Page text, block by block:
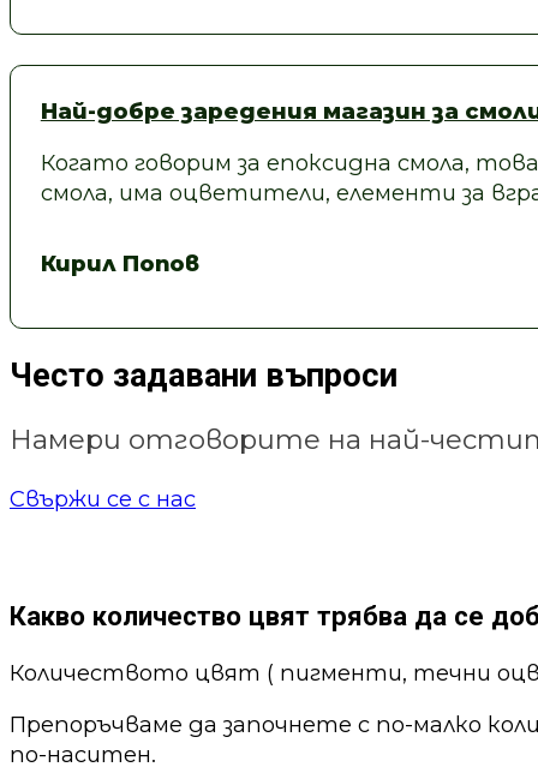
Най-добре заредения магазин за
Когато говорим за епоксидна смола,
смола, има оцветители, елементи за
Кирил Попов
Често задавани въпроси
Намери отговорите на най-
Свържи се с нас
Какво количество цвят трябва да се
Количеството цвят ( пигменти, течни
Препоръчваме да започнете с по-малко
по-наситен.